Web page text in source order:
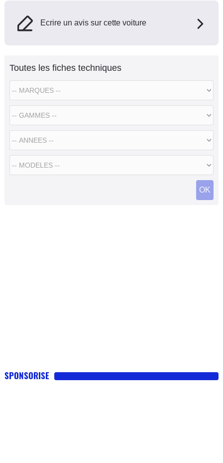
Ecrire un avis sur cette voiture
Toutes les fiches techniques
SPONSORISE